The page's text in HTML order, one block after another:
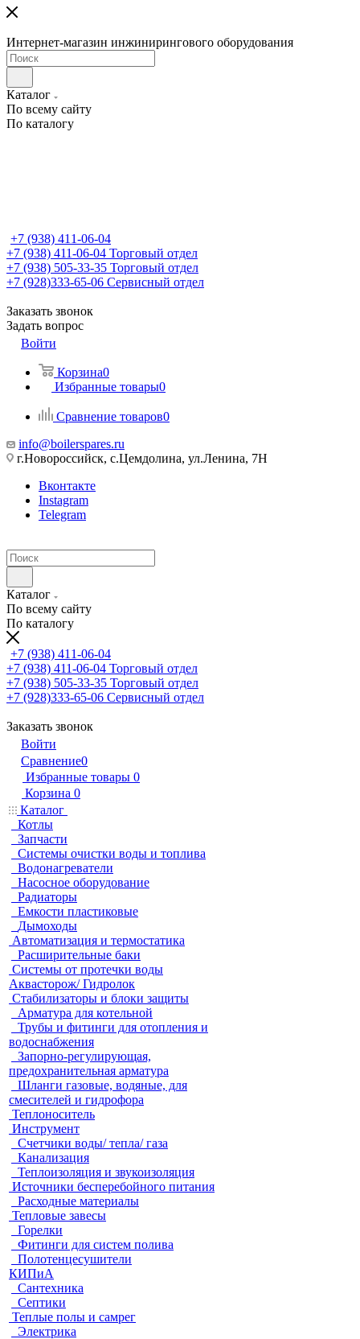
Интернет-магазин инжинирингового оборудования
Каталог
По всему сайту
По каталогу
+7 (938) 411-06-04
+7 (938) 411-06-04 Торговый отдел
+7 (938) 505-33-35 Торговый отдел
+7 (928)333-65-06 Сервисный отдел
Заказать звонок
Задать вопрос
Войти
Корзина0
Избранные товары0
Сравнение товаров0
info@boilerspares.ru
г.Новороссийск, с.Цемдолина, ул.Ленина, 7Н
Вконтакте
Instagram
Telegram
Каталог
По всему сайту
По каталогу
+7 (938) 411-06-04
+7 (938) 411-06-04 Торговый отдел
+7 (938) 505-33-35 Торговый отдел
+7 (928)333-65-06 Сервисный отдел
Заказать звонок
Войти
Сравнение0
Избранные товары 0
Корзина 0
Каталог
Котлы
Запчасти
Системы очистки воды и топлива
Водонагреватели
Насосное оборудование
Радиаторы
Емкости пластиковые
Дымоходы
Автоматизация и термостатика
Расширительные баки
Системы от протечки воды
Аквасторож/ Гидролок
Стабилизаторы и блоки защиты
Арматура для котельной
Трубы и фитинги для отопления и
водоснабжения
Запорно-регулирующая,
предохранительная арматура
Шланги газовые, водяные, для
смесителей и гидрофора
Теплоноситель
Инструмент
Счетчики воды/ тепла/ газа
Канализация
Теплоизоляция и звукоизоляция
Источники бесперебойного питания
Расходные материалы
Тепловые завесы
Горелки
Фитинги для систем полива
Полотенцесушители
КИПиА
Сантехника
Септики
Теплые полы и самрег
Электрика